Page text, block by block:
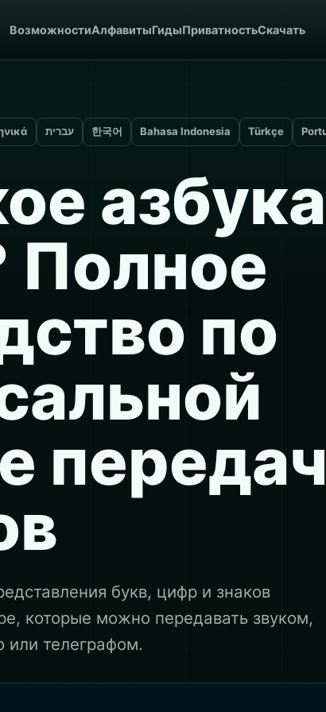
ВозможностиАлфавитыГидыПриватностьСкачать
עברית 한국어 Bahasa Indonesia Türkçe
азбука
Полное
по
букв, цифр и знаков
которые можно передавать звуком,
или телеграфом.